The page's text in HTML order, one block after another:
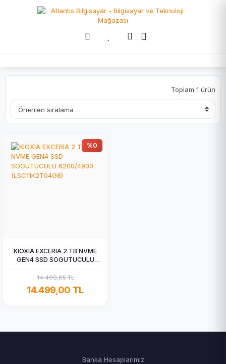
Toplam 1 ürün
%0
KIOXIA EXCERIA 2 TB NVME
GEN4 SSD SOGUTUCULU
14.499,85 TL
14.499,00 TL
Banka Hesaplarımız